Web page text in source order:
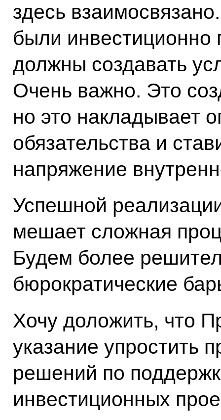
здесь
были
должны создавать
Очень важно. Это
но это накладывает
обязательства и
напряжение
Успешной
мешает сложная
Будем более
бюрократические
Хочу доложить, что
указание упростить
решений по
инвестиционных